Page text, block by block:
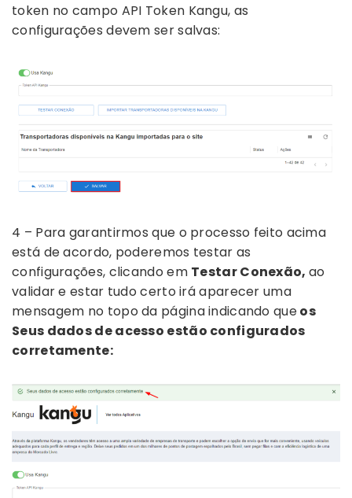
token no campo API Token Kangu, as
configurações devem ser salvas:
4 – Para garantirmos que o processo feito acima
está de acordo, poderemos testar as
configurações, clicando em Testar Conexão, ao
validar e estar tudo certo irá aparecer uma
mensagem no topo da página indicando queos
Seus dados de acesso estão configurados
corretamente: